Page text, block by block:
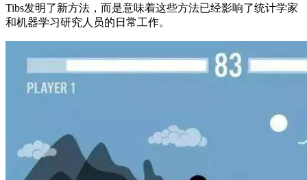
Tibs发明了新方法，而是意味着这些方法已经影响了统计学家
和机器学习研究人员的日常工作。